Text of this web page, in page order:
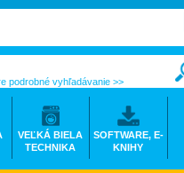
podrobné vyhľadávanie >>
VEĽKÁ BIELA
TECHNIKA
SOFTWARE, E-
KNIHY